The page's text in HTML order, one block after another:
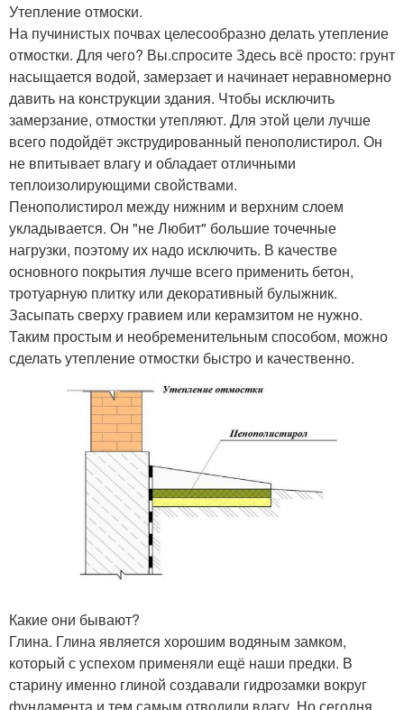
Утепление отмоски.
На пучинистых почвах целесообразно делать утепление
отмостки. Для чего? Вы.спросите Здесь всё просто: грунт
насыщается водой, замерзает и начинает неравномерно
давить на конструкции здания. Чтобы исключить
замерзание, отмостки утепляют. Для этой цели лучше
всего подойдёт экструдированный пенополистирол. Он
не впитывает влагу и обладает отличными
теплоизолирующими свойствами.
Пенополистирол между нижним и верхним слоем
укладывается. Он "не Любит" большие точечные
нагрузки, поэтому их надо исключить. В качестве
основного покрытия лучше всего применить бетон,
тротуарную плитку или декоративный булыжник.
Засыпать сверху гравием или керамзитом не нужно.
Таким простым и необременительным способом, можно
сделать утепление отмостки быстро и качественно.
Какие они бывают?
Глина. Глина является хорошим водяным замком,
который с успехом применяли ещё наши предки. В
старину именно глиной создавали гидрозамки вокруг